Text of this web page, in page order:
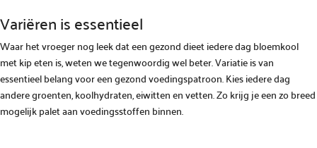
Variëren is essentieel
Waar het vroeger nog leek dat een gezond dieet iedere dag bloemkool
met kip eten is, weten we tegenwoordig wel beter. Variatie is van
essentieel belang voor een gezond voedingspatroon. Kies iedere dag
andere groenten, koolhydraten, eiwitten en vetten. Zo krijg je een zo breed
mogelijk palet aan voedingsstoffen binnen.